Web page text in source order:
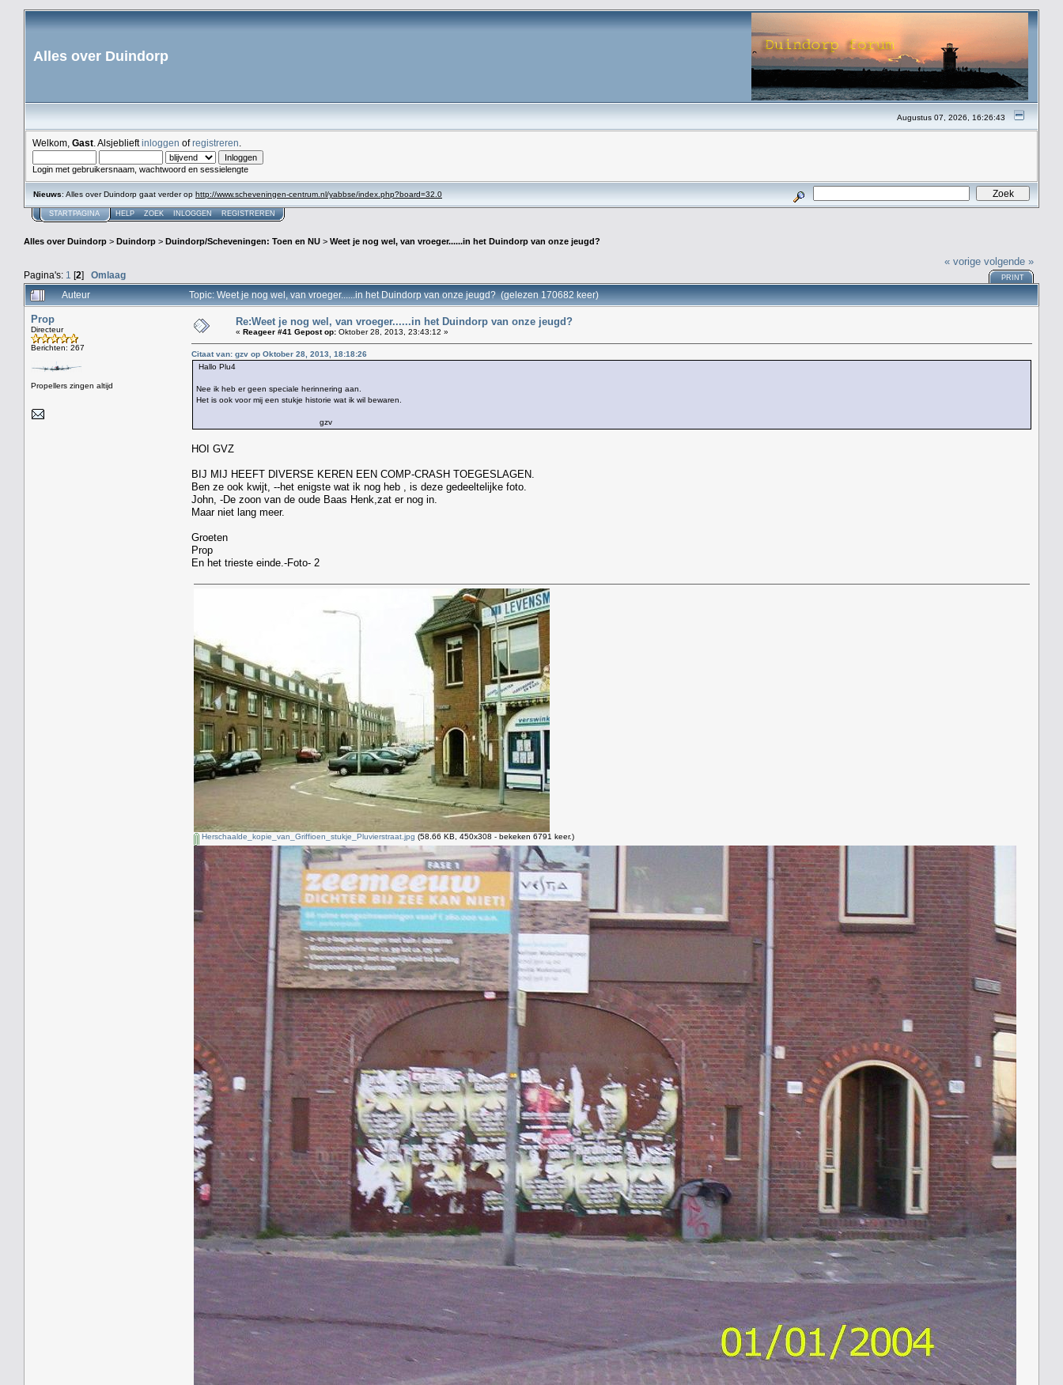
Alles over Duindorp
Augustus 07, 2026, 16:26:43
Welkom, Gast . Alsjeblieftinloggen ofregistreren
Login met gebruikersnaam, wachtwoord en sessielengte
Nieuws: Alles over Duindorp gaat verder op http://www.scheveningen-centrum.nl/yabbse/index.php?board=32.0
STARTPAGINA HELP ZOEK INLOGGEN REGISTREREN
Alles over Duindorp > Duindorp > Duindorp/Scheveningen: Toen en NU > Weet je nog wel, van vroeger......in het Duindorp van onze jeugd?
Pagina's: 1 [2] Omlaag
« vorige volgende »
PRINT
Auteur Topic: Weet je nog wel, van vroeger......in het Duindorp van onze jeugd? (gelezen 170682 keer)
Prop
Directeur
Berichten: 267
Propellers zingen altijd
Re:Weet je nog wel, van vroeger......in het Duindorp van onze jeugd?
« Reageer #41 Gepost op: Oktober 28, 2013, 23:43:12 »
Citaat van: gzv op Oktober 28, 2013, 18:18:26
Hallo Plu4
Nee ik heb er geen speciale herinnering aan.
Het is ook voor mij een stukje historie wat ik wil bewaren.
gzv
HOI GVZ
BIJ MIJ HEEFT DIVERSE KEREN EEN COMP-CRASH TOEGESLAGEN.
Ben ze ook kwijt, --het enigste wat ik nog heb , is deze gedeeltelijke foto.
John, -De zoon van de oude Baas Henk,zat er nog in.
Maar niet lang meer.
Groeten
Prop
En het trieste einde.-Foto- 2
Herschaalde_kopie_van_Griffioen_stukje_Pluvierstraat.jpg (58.66 KB, 450x308 - bekeken 6791 keer.)